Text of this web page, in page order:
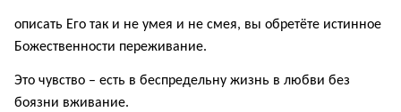
описать Его так и не умея и не смея, вы обретёте истинное
Божественности переживание.
Это чувство – есть в беспредельну жизнь в любви без
боязни вживание.